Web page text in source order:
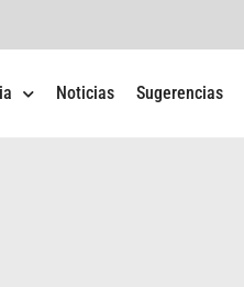
Noticias Sugerencias